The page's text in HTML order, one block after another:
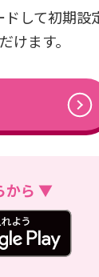
して初期設
けます。
から ▼